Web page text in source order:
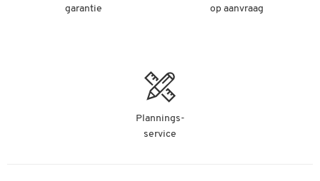
garantie
op aanvraag
Plannings-
service